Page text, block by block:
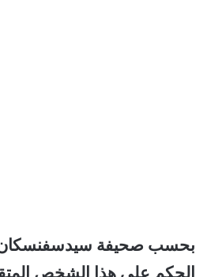
بحسب صحيفة سيدسفنسكان
الحكم على هذا الشخص